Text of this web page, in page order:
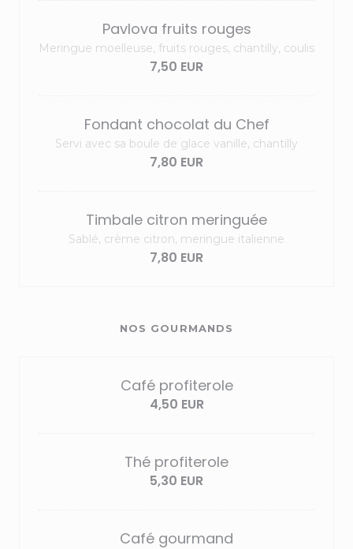
Pavlova fruits rouges
Meringue moelleuse, fruits rouges, chantilly, coulis
7,50 EUR
Fondant chocolat du Chef
Servi avec sa boule de glace vanille, chantilly
7,80 EUR
Timbale citron meringuée
Sablé, crème citron, meringue italienne
7,80 EUR
NOS GOURMANDS
Café profiterole
4,50 EUR
Thé profiterole
5,30 EUR
Café gourmand